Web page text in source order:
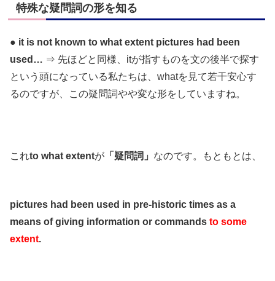
特殊な疑問詞の形を知る
● it is not known to what extent pictures had been
used… ⇒ 先ほどと同様、itが指すものを文の後半で探す
という頭になっている私たちは、whatを見て若干安心す
るのですが、この疑問詞やや変な形をしていますね。
これto what extentが 「疑問詞」 なのです。もともとは、
pictures had been used in pre-historic times as a
means of giving information or commands to some
extent.